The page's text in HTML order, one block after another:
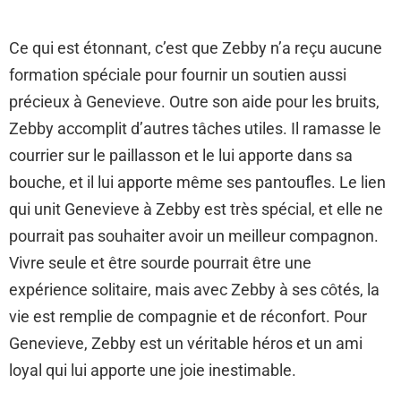
Ce qui est étonnant, c’est que Zebby n’a reçu aucune
formation spéciale pour fournir un soutien aussi
précieux à Genevieve. Outre son aide pour les bruits,
Zebby accomplit d’autres tâches utiles. Il ramasse le
courrier sur le paillasson et le lui apporte dans sa
bouche, et il lui apporte même ses pantoufles. Le lien
qui unit Genevieve à Zebby est très spécial, et elle ne
pourrait pas souhaiter avoir un meilleur compagnon.
Vivre seule et être sourde pourrait être une
expérience solitaire, mais avec Zebby à ses côtés, la
vie est remplie de compagnie et de réconfort. Pour
Genevieve, Zebby est un véritable héros et un ami
loyal qui lui apporte une joie inestimable.